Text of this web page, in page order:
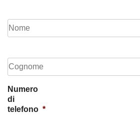
Numero
di
telefono *